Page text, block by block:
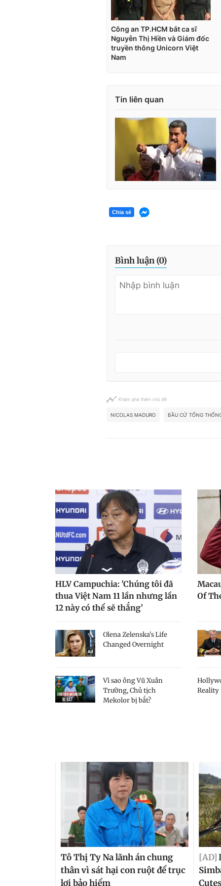
e
Tin liên quan
Chia sẻ
Bình luận (0)
Khám phá thêm chủ đề
NICOLAS MADURO BẦU CỬ TỔNG